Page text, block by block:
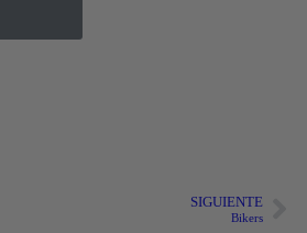
SIGUIENTE
Bikers